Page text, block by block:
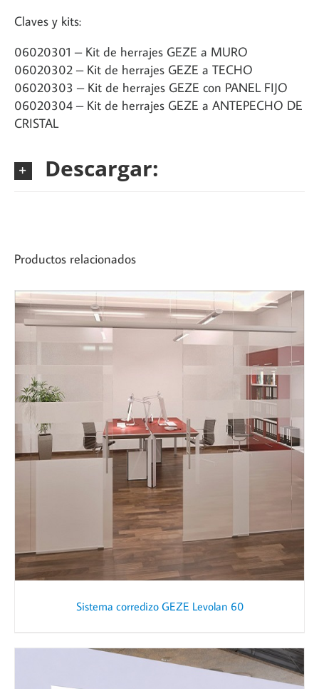
Claves y kits:
06020301 – Kit de herrajes GEZE a MURO
06020302 – Kit de herrajes GEZE a TECHO
06020303 – Kit de herrajes GEZE con PANEL FIJO
06020304 – Kit de herrajes GEZE a ANTEPECHO DE
CRISTAL
Descargar:
Productos relacionados
Sistema corredizo GEZE Levolan 60